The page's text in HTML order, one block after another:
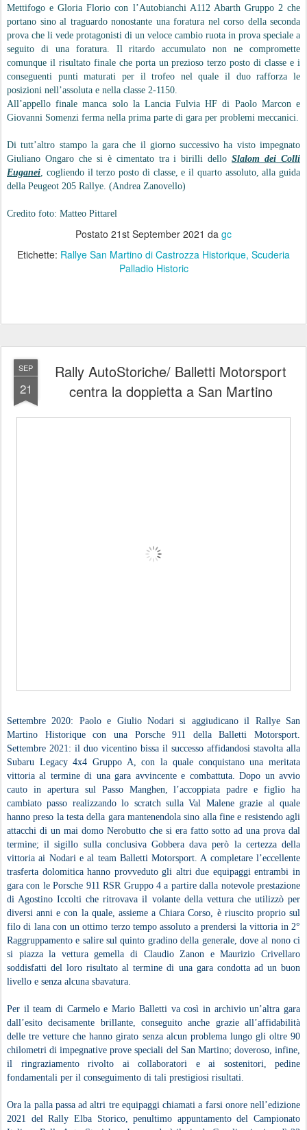
Mettifogo e Gloria Florio con l’Autobianchi A112 Abarth Gruppo 2 che
portano sino al traguardo nonostante una foratura nel corso della seconda
prova che li vede protagonisti di un veloce cambio ruota in prova speciale a
seguito di una foratura. Il ritardo accumulato non ne compromette
comunque il risultato finale che porta un prezioso terzo posto di classe e i
conseguenti punti maturati per il trofeo nel quale il duo rafforza le
posizioni nell’assoluta e nella classe 2-1150.
All’appello finale manca solo la Lancia Fulvia HF di Paolo Marcon e
Giovanni Somenzi ferma nella prima parte di gara per problemi meccanici.
Di tutt’altro stampo la gara che il giorno successivo ha visto impegnato
Giuliano Ongaro che si è cimentato tra i birilli delloSlalom dei Colli
Euganei, cogliendo il terzo posto di classe, e il quarto assoluto, alla guida
della Peugeot 205 Rallye. (Andrea Zanovello)
Credito foto: Matteo Pittarel
Postato 21st September 2021 da gc
Etichette: Rallye San Martino di Castrozza Historique Scuderia
Palladio Historic
SEP
21
Rally AutoStoriche/ Balletti Motorsport
centra la doppietta a San Martino
Settembre 2020: Paolo e Giulio Nodari si aggiudicano il Rallye San
Martino Historique con una Porsche 911 della Balletti Motorsport.
Settembre 2021: il duo vicentino bissa il successo affidandosi stavolta alla
Subaru Legacy 4x4 Gruppo A, con la quale conquistano una meritata
vittoria al termine di una gara avvincente e combattuta. Dopo un avvio
cauto in apertura sul Passo Manghen, l’accoppiata padre e figlio ha
cambiato passo realizzando lo scratch sulla Val Malene grazie al quale
hanno preso la testa della gara mantenendola sino alla fine e resistendo agli
attacchi di un mai domo Nerobutto che si era fatto sotto ad una prova dal
termine; il sigillo sulla conclusiva Gobbera dava però la certezza della
vittoria ai Nodari e al team Balletti Motorsport. A completare l’eccellente
trasferta dolomitica hanno provveduto gli altri due equipaggi entrambi in
gara con le Porsche 911 RSR Gruppo 4 a partire dalla notevole prestazione
di Agostino Iccolti che ritrovava il volante della vettura che utilizzò per
diversi anni e con la quale, assieme a Chiara Corso, è riuscito proprio sul
filo di lana con un ottimo terzo tempo assoluto a prendersi la vittoria in 2°
Raggruppamento e salire sul quinto gradino della generale, dove al nono ci
si piazza la vettura gemella di Claudio Zanon e Maurizio Crivellaro
soddisfatti del loro risultato al termine di una gara condotta ad un buon
livello e senza alcuna sbavatura.
Per il team di Carmelo e Mario Balletti va così in archivio un’altra gara
dall’esito decisamente brillante, conseguito anche grazie all’affidabilità
delle tre vetture che hanno girato senza alcun problema lungo gli oltre 90
chilometri di impegnative prove speciali del San Martino; doveroso, infine,
il ringraziamento rivolto ai collaboratori e ai sostenitori, pedine
fondamentali per il conseguimento di tali prestigiosi risultati.
Ora la palla passa ad altri tre equipaggi chiamati a farsi onore nell’edizione
2021 del Rally Elba Storico, penultimo appuntamento del Campionato